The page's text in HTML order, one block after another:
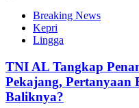
Breaking News
Kepri
Lingga
TNI AL Tangkap
Pekajang, Pertanyaan
Baliknya?